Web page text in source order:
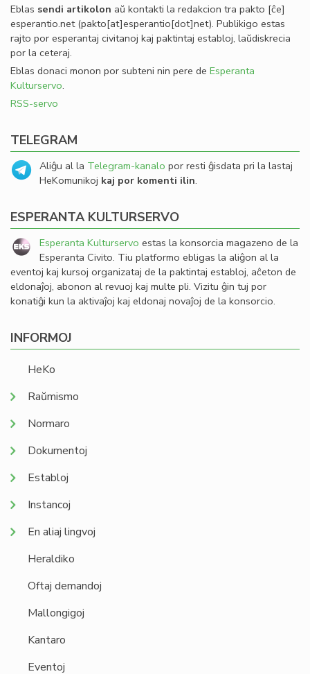
Eblas sendi artikolon aŭ kontakti la redakcion tra pakto [ĉe]
esperantio.net(pakto[at]esperantio[dot]net). Publikigo estas
rajto por esperantaj civitanoj kaj paktintaj establoj, laŭdiskrecia
por la ceteraj.
Eblas donaci monon por subteni nin pere de Esperanta
Kulturservo.
RSS-servo
TELEGRAM
Aliĝu al la Telegram-kanalo por resti ĝisdata pri la lastaj
HeKomunikoj kaj por komenti ilin.
ESPERANTA KULTURSERVO
Esperanta Kulturservo estas la konsorcia magazeno de la
Esperanta Civito. Tiu platformo ebligas la aliĝon al la
eventoj kaj kursoj organizataj de la paktintaj establoj, aĉeton de
eldonaĵoj, abonon al revuoj kaj multe pli. Vizitu ĝin tuj por
konatiĝi kun la aktivaĵoj kaj eldonaj novaĵoj de la konsorcio.
INFORMOJ
HeKo
Raŭmismo
Normaro
Dokumentoj
Establoj
Instancoj
En aliaj lingvoj
Heraldiko
Oftaj demandoj
Mallongigoj
Kantaro
Eventoj